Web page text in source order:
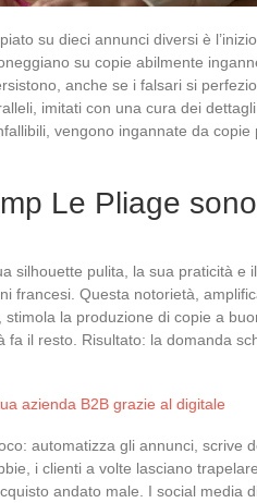
su dieci annunci diversi è
su copie abilmente
anche se i falsari si
imitati con una cura dei
vengono ingannate da copie
Le Pliage
silhouette pulita, la sua praticità e
francesi. Questa notorietà,
la produzione di copie a
il resto. Risultato: la domanda
azienda B2B grazie al digitale
automatizza gli annunci, scrive
i clienti a volte lasciano
andato male. I social media